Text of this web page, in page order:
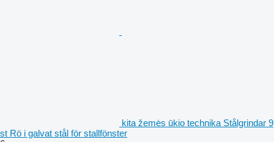
kita žemės ūkio technika Stålgrindar 9
st Rö i galvat stål för stallfönster